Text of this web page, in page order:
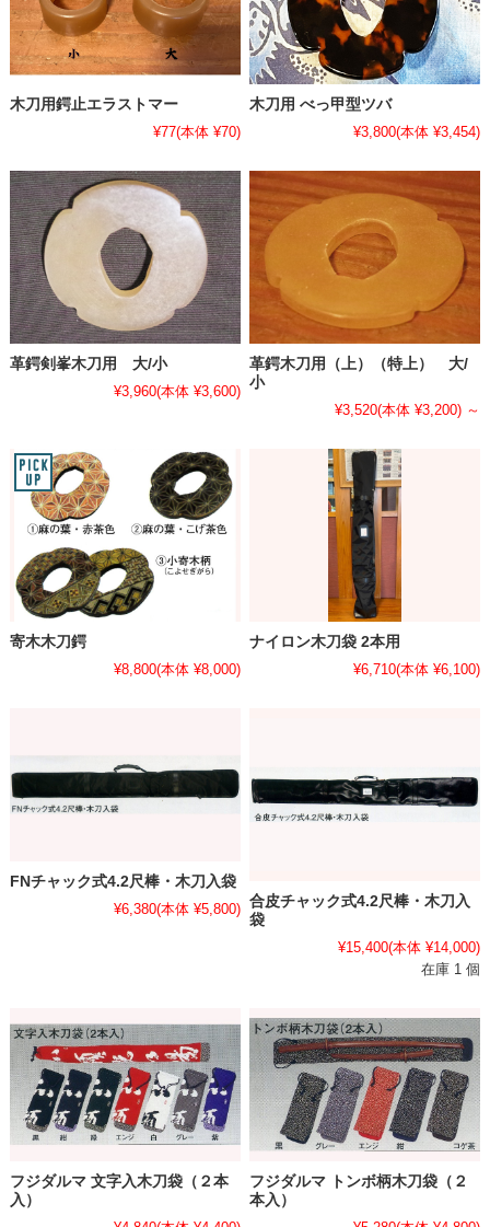
木刀用鍔止エラストマー
¥77(本体 ¥70)
木刀用 べっ甲型ツバ
¥3,800(本体 ¥3,454)
革鍔剣峯木刀用 大/小
¥3,960(本体 ¥3,600)
革鍔木刀用（上）（特上） 大/
小
¥3,520(本体 ¥3,200) ～
寄木木刀鍔
¥8,800(本体 ¥8,000)
ナイロン木刀袋 2本用
¥6,710(本体 ¥6,100)
FNチャック式4.2尺棒・木刀入袋
¥6,380(本体 ¥5,800) 合皮チャック式4.2尺棒・木刀入
袋
¥15,400(本体 ¥14,000)
在庫 1 個
フジダルマ 文字入木刀袋（２本
入）
フジダルマ トンボ柄木刀袋（２
本入）